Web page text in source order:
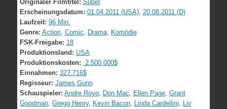
Originaler Filmtitel: Super
Erscheinungsdatum: 01.04.2011 (USA), 20.08.2011 (D)
Laufzeit: 96 Min.
Genre: Action, Comic, Drama, Komödie
FSK-Freigabe: 18
Produktionsland: USA
Produktionskosten: 2.500.000$
Einnahmen: 327.716$
Regisseur: James Gunn
Schauspieler: Andre Royo, Don Mac, Ellen Page, Grant
Goodman, Gregg Henry, Kevin Bacon, Linda Cardellini, Liv